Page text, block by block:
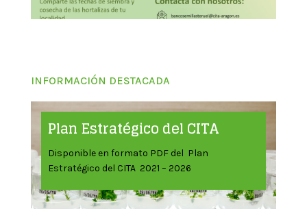
INFORMACIÓN DESTACADA
Plan Estratégico del CITA
Disponible en formato PDF del Plan
Estratégico del CITA 2021 – 2026